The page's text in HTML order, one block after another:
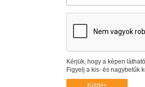
Kérjük, hogy a képen
Figyelj a kis- és nagybetűk